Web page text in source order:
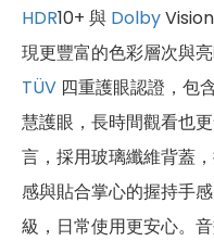
HDR10+ 與 Dolby
現更豐富的色彩層次與
TÜV 四重護眼認證，包
慧護眼，長時間觀看也
言，採用玻璃纖維背蓋
感與貼合掌心的握持手
級，日常使用更安心。